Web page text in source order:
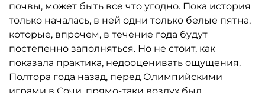
почвы, может быть все что угодно. Пока история
только началась, в ней одни только белые пятна,
которые, впрочем, в течение года будут
постепенно заполняться. Но не стоит, как
показала практика, недооценивать ощущения.
Полтора года назад, перед Олимпийскими